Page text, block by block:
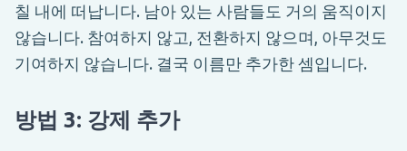
칠 내에 떠납니다. 남아 있는 사람들도 거의 움직이지
않습니다. 참여하지 않고, 전환하지 않으며, 아무것도
기여하지 않습니다. 결국 이름만 추가한 셈입니다.
방법 3: 강제 추가